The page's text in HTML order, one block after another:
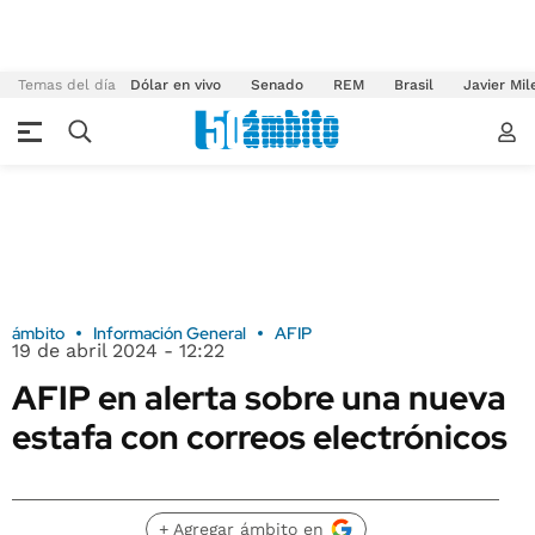
Temas del día Dólar en vivo Senado REM Brasil Javier
ámbito Información General AFIP
19 de abril 2024 - 12:22
AFIP en alerta sobre una nueva
estafa con correos electrónicos
+ Agregar ámbito en